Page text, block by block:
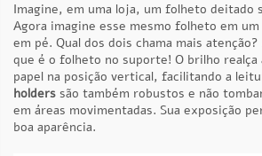
Imagine, em uma loja, um folheto deitado
Agora imagine esse mesmo folheto em
em pé. Qual dos dois chama mais
que é o folheto no suporte! O brilho realça
papel na posição vertical, facilitando a
holders são também robustos e não
em áreas movimentadas. Sua exposição
boa aparência.